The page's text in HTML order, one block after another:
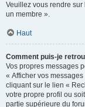
Veuillez vous rendre
un membre ».
Haut
Comment puis-je
Vos propres messages
« Afficher vos
cliquant sur le lien «
votre propre profil ou
partie supérieure du